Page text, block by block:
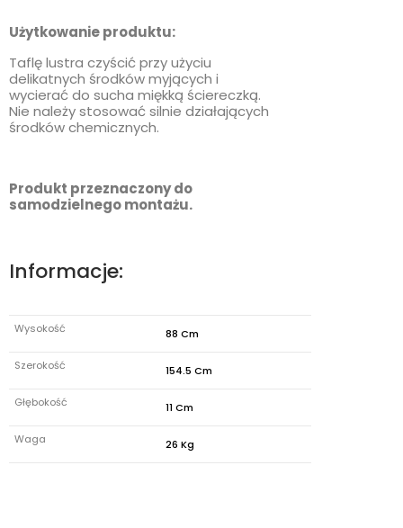
Użytkowanie produktu:
Taflę lustra czyścić przy użyciu
delikatnych środków myjących i
wycierać do sucha miękką ściereczką.
Nie należy stosować silnie działających
środków chemicznych.
Produkt przeznaczony do
samodzielnego montażu.
Informacje:
Wysokość 88 Cm
Szerokość 154.5 Cm
Głębokość 11 Cm
Waga 26 Kg